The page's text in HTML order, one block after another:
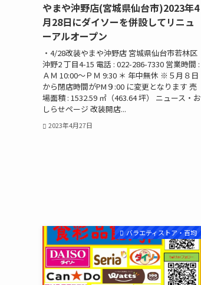
やまや沖野店(宮城県仙台市)2023年4
月28日にダイソーを併設してリニュ
ーアルオープン
・4/28改装やまや沖野店 宮城県仙台市若林区
沖野2 丁目4-15 電話 : 022-286-7330 営業時間 :
ＡＭ 10:00～ＰＭ 9:30 ＊ 年中無休 ※５月８日
から閉店時間がPM９:00 に変更となります 売
場面積 : 1532.59 ㎡（463.64 坪） ニュース・お
しらせページ 改装開店...
2023年4月27日
バラエティストア・百均